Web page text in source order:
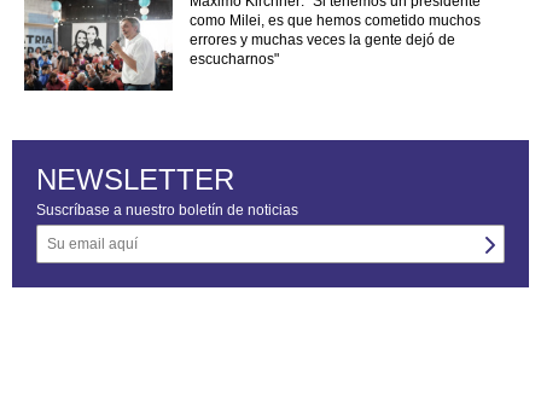
como Milei, es que hemos cometido muchos
errores y muchas veces la gente dejó de
escucharnos"
NEWSLETTER
Suscríbase a nuestro boletín de noticias